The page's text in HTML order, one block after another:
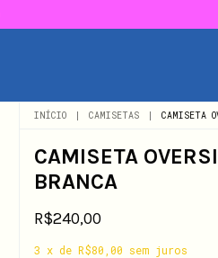
INÍCIO | CAMISETAS | CAMISETA
CAMISETA
BRANCA
R$240,00
3 x de R$80,00 sem juros